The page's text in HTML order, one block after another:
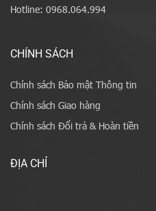
Hotline: 0968.064.994
CHÍNH SÁCH
Chính sách Bảo mật Thông tin
Chính sách Giao hàng
Chính sách Đổi trả & Hoàn tiền
ĐỊA CHỈ